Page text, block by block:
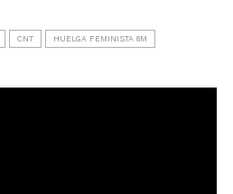
CNT HUELGA FEMINISTA 8M